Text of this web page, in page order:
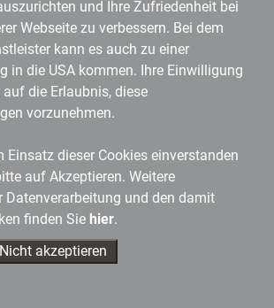
KI im Training
KI für Einsteiger
Coachingtools fürs Training
NeuroWissen
Systemische Interventionen
Service
AGB
und Ihre Zufriedenheit bei
Webseite zu verbessern. Bei dem
kann es auch zu einer
in die USA kommen. Ihre Einwilligung
die Erlaubnis, diese
vorzunehmen.
Einsatz dieser Cookies einverstanden
auf Akzeptieren. Weitere
Datenverarbeitung und den damit
finden Sie hier.
Nicht akzeptieren